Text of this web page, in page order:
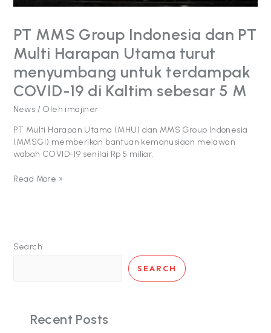
PT MMS Group Indonesia dan PT
Multi Harapan Utama turut
menyumbang untuk terdampak
COVID-19 di Kaltim sebesar 5 M
News / Oleh imajiner
PT Multi Harapan Utama (MHU) dan MMS Group Indonesia
(MMSGI) memberikan bantuan kemanusiaan melawan
wabah COVID-19 senilai Rp 5 miliar.
terdampak
19
di
Kaltim
sebesar
5
M
Read More »
Search
SEARCH
Recent Posts